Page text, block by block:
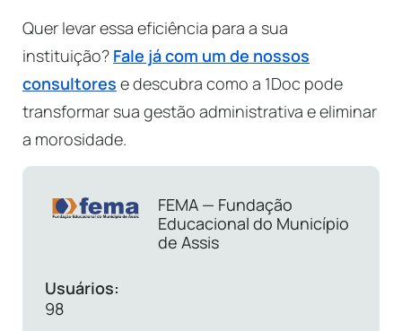
Quer levar essa eficiência para a sua
instituição? Fale já com um de nossos
consultores e descubra como a 1Doc pode
transformar sua gestão administrativa e eliminar
a morosidade.
FEMA — Fundação
Educacional do Município
de Assis
Usuários:
98